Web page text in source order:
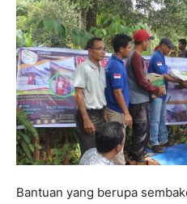
Bantuan yang berupa